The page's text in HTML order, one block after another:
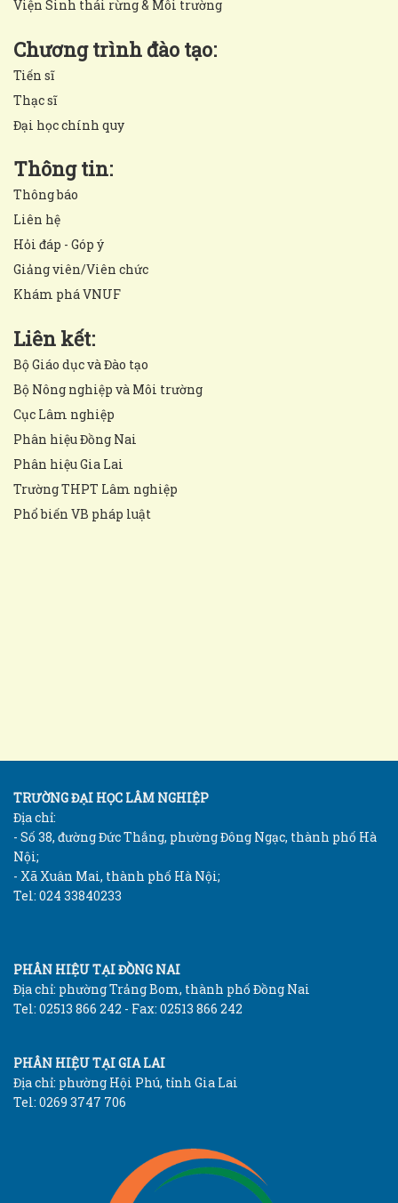
Viện Sinh thái rừng & Môi trường
Chương trình đào tạo:
Tiến sĩ
Thạc sĩ
Đại học chính quy
Thông tin:
Thông báo
Liên hệ
Hỏi đáp - Góp ý
Giảng viên/Viên chức
Khám phá VNUF
Liên kết:
Bộ Giáo dục và Đào tạo
Bộ Nông nghiệp và Môi trường
Cục Lâm nghiệp
Phân hiệu Đồng Nai
Phân hiệu Gia Lai
Trường THPT Lâm nghiệp
Phổ biến VB pháp luật
TRƯỜNG ĐẠI HỌC LÂM NGHIỆP
Địa chỉ:
- Số 38, đường Đức Thắng, phường Đông Ngạc, thành phố Hà
Nội;
- Xã Xuân Mai, thành phố Hà Nội;
Tel: 024 33840233
PHÂN HIỆU TẠI ĐỒNG NAI
Địa chỉ: phường Trảng Bom, thành phố Đồng Nai
Tel: 02513 866 242 - Fax: 02513 866 242
PHÂN HIỆU TẠI GIA LAI
Địa chỉ: phường Hội Phú, tỉnh Gia Lai
Tel: 0269 3747 706